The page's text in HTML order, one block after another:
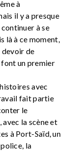
à
il y a presque
à se
là à ce moment,
devoir de
font un premier
avec
fait partie
le
la scène et
à Port-Saïd, un
la